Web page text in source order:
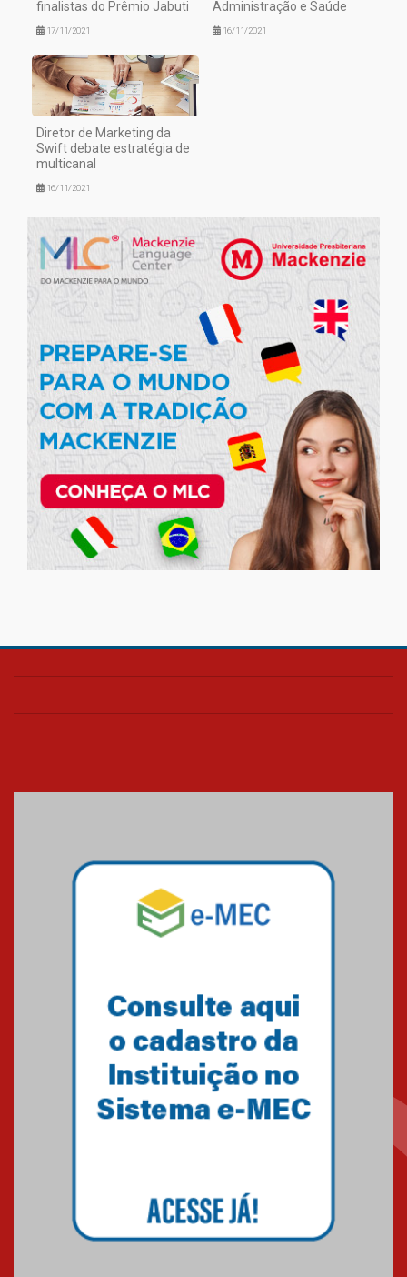
finalistas do Prêmio Jabuti
17/11/2021
Administração e Saúde
16/11/2021
Diretor de Marketing da
Swift debate estratégia de
multicanal
16/11/2021